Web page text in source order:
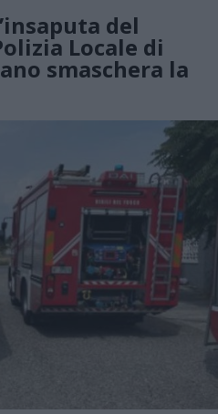
del
Locale di
smaschera la